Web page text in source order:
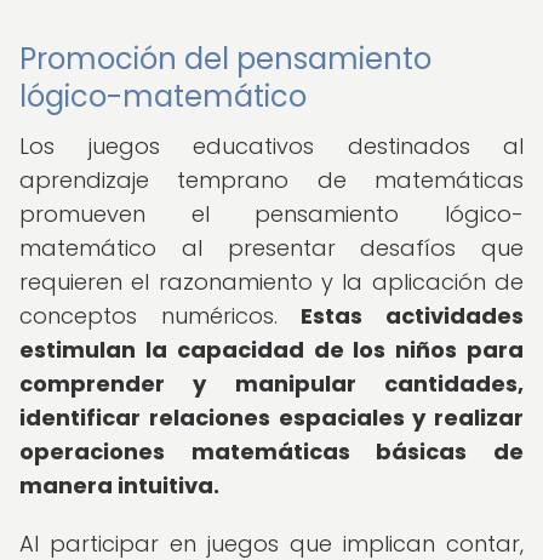
Promoción del pensamiento
lógico-matemático
Los juegos educativos destinados al
aprendizaje temprano de matemáticas
promueven el pensamiento lógico-
matemático al presentar desafíos que
requieren el razonamiento y la aplicación de
conceptos numéricos. Estas actividades
estimulan la capacidad de los niños para
comprender y manipular cantidades,
identificar relaciones espaciales y realizar
operaciones matemáticas básicas de
manera intuitiva.
Al participar en juegos que implican contar,